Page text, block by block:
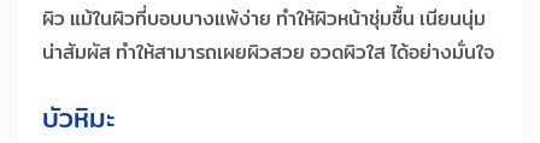
ผิว แม้ในผิวที่บอบบางแพ้ง่าย ทำให้ผิวหน้าชุ่มชื้น เนียนนุ่ม
น่าสัมผัส ทำให้สามารถเผยผิวสวย อวดผิวใส ได้อย่างมั่นใจ
บัวหิมะ